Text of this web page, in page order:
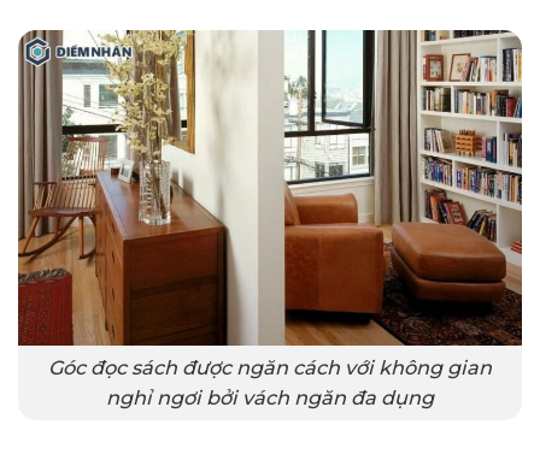
Góc đọc sách được ngăn cách với không gian
nghỉ ngơi bởi vách ngăn đa dụng